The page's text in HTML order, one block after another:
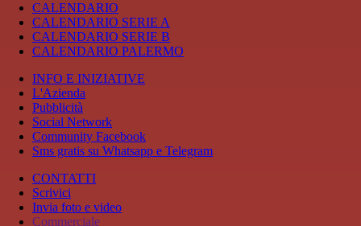
CALENDARIO
CALENDARIO SERIE A
CALENDARIO SERIE B
CALENDARIO PALERMO
INFO E INIZIATIVE
L'Azienda
Pubblicità
Social Network
Community Facebook
Sms gratis su Whatsapp e Telegram
CONTATTI
Scrivici
Invia foto e video
Commerciale